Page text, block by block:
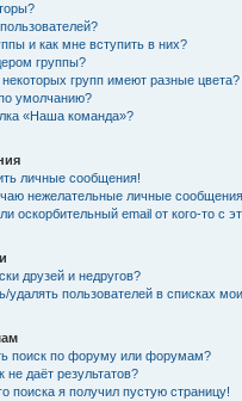
и как мне вступить в них?
группы?
групп имеют разные цвета?
умолчанию?
«Наша команда»?
личные сообщения!
нежелательные личные
оскорбительный email от кого-то с
друзей и недругов?
удалять пользователей в списках
поиск по форуму или форумам?
даёт результатов?
поиска я получил пустую страницу!